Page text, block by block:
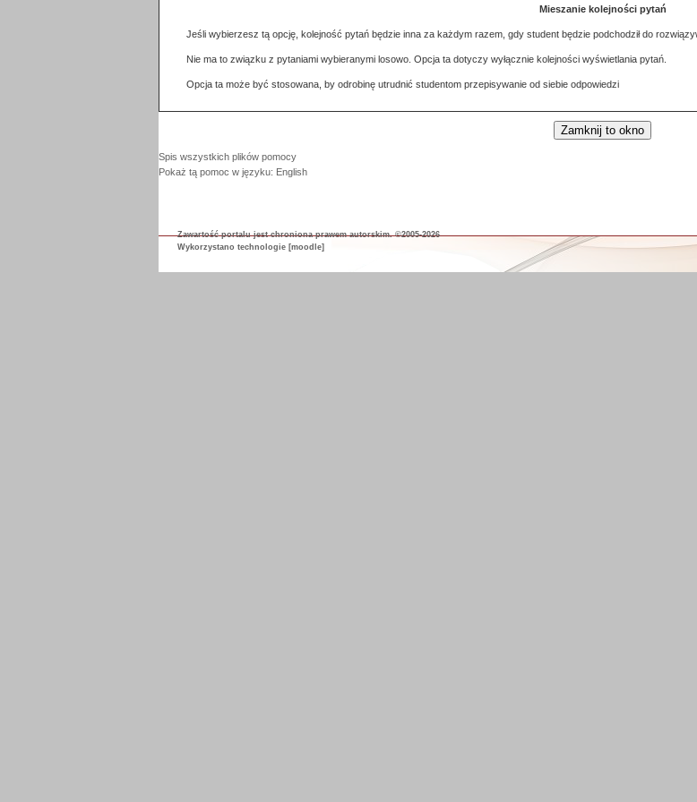
Mieszanie kolejności pytań
Jeśli wybierzesz tą opcję, kolejność pytań będzie inna za każdym razem, gdy student będzie podchodził do
Nie ma to związku z pytaniami wybieranymi losowo. Opcja ta dotyczy wyłącznie kolejności wyświetlania pytań.
Opcja ta może być stosowana, by odrobinę utrudnić studentom przepisywanie od siebie odpowiedzi
Spis wszystkich plików pomocy
Pokaż tą pomoc w języku: English
Zawartość portalu jest chroniona prawem autorskim. ©2005-2026
Wykorzystano technologie [moodle]